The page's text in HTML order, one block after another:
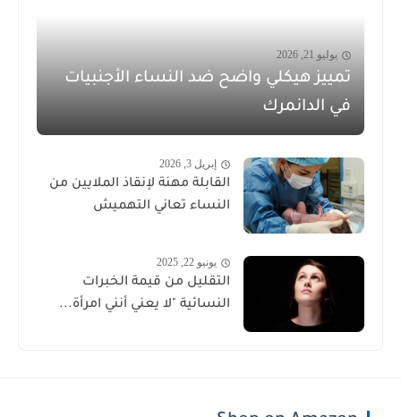
يوليو 21, 2026
تمييز هيكلي واضح ضد النساء الأجنبيات
في الدانمرك
إبريل 3, 2026
القابلة مهنة لإنقاذ الملايين من
النساء تعاني التهميش
يونيو 22, 2025
التقليل من قيمة الخبرات
النسائية "لا يعني أنني امرأة...